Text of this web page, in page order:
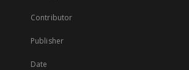
Contributor
Publisher
Date